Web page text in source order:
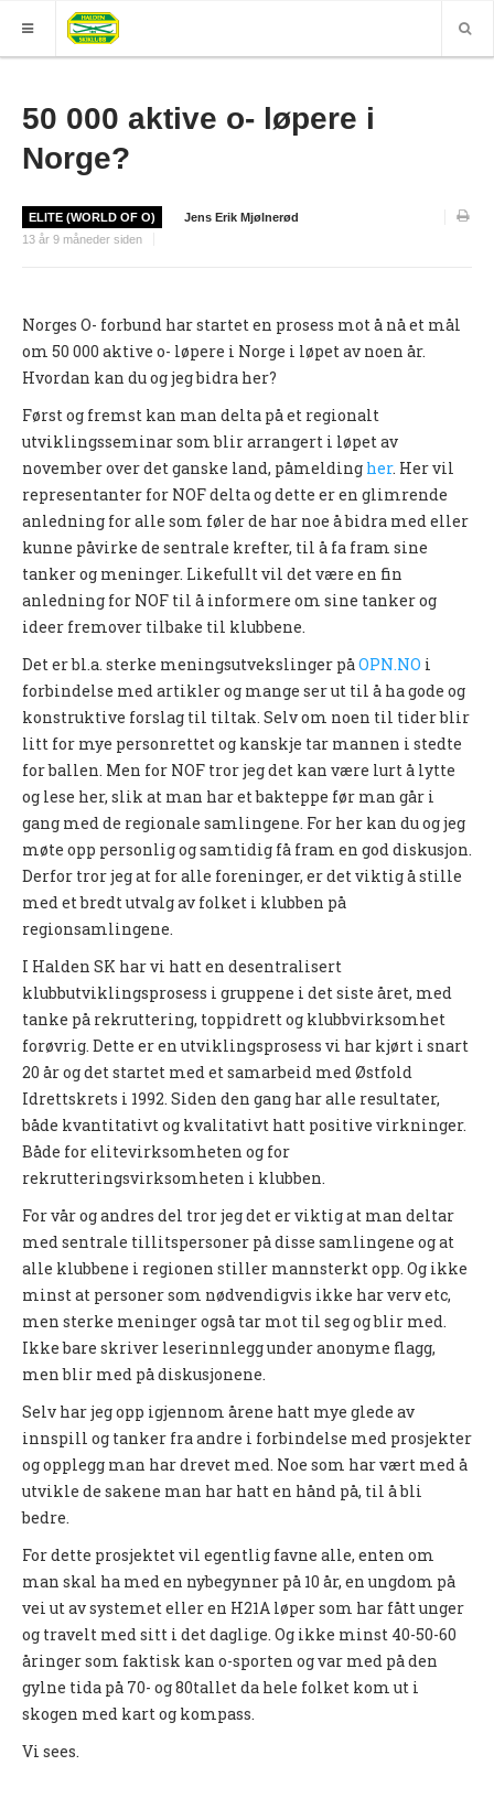
ELITE
Nyheter (World of O)
Løpe for Halden SK?
Join Halden?
Støtteapparat
UFO (2.-10. KLASSE)
Presentasjon UFO
Nybegynnerkurs
Nyheter
BARNEIDRETT
Nyheter og informasjon
Påmeldingsskjema 2026/2027
SKI
Nyheter
Informasjon
KLATRING
Nyheter
Informasjon
KLUBB
BLI MEDLEM!
PERSONVERN
MEDLEMSFORDELER
FORSIKRINGER
SAMARBEIDSPARTNER?
RENT IDRETTSLAG
50 000 aktive o- løpere i
Norge?
ELITE (WORLD OF O)
Jens Erik Mjølnerød
13 år 9 måneder siden
Norges O- forbund har startet en prosess mot å nå et mål
om 50 000 aktive o- løpere i Norge i løpet av noen år.
Hvordan kan du og jeg bidra her?
Først og fremst kan man delta på et regionalt
utviklingsseminar som blir arrangert i løpet av
november over det ganske land, påmelding her. Her vil
representanter for NOF delta og dette er en glimrende
anledning for alle som føler de har noe å bidra med eller
kunne påvirke de sentrale krefter, til å fa fram sine
tanker og meninger. Likefullt vil det være en fin
anledning for NOF til å informere om sine tanker og
ideer fremover tilbake til klubbene.
Det er bl.a. sterke meningsutvekslinger påOPN.NO i
forbindelse med artikler og mange ser ut til å ha gode og
konstruktive forslag til tiltak. Selv om noen til tider blir
litt for mye personrettet og kanskje tar mannen i stedte
for ballen. Men for NOF tror jeg det kan være lurt å lytte
og lese her, slik at man har et bakteppe før man går i
gang med de regionale samlingene. For her kan du og jeg
møte opp personlig og samtidig få fram en god diskusjon.
Derfor tror jeg at for alle foreninger, er det viktig å stille
med et bredt utvalg av folket i klubben på
regionsamlingene.
I Halden SK har vi hatt en desentralisert
klubbutviklingsprosess i gruppene i det siste året, med
tanke på rekruttering, toppidrett og klubbvirksomhet
forøvrig. Dette er en utviklingsprosess vi har kjørt i snart
20 år og det startet med et samarbeid med Østfold
Idrettskrets i 1992. Siden den gang har alle resultater,
både kvantitativt og kvalitativt hatt positive virkninger.
Både for elitevirksomheten og for
rekrutteringsvirksomheten i klubben.
For vår og andres del tror jeg det er viktig at man deltar
med sentrale tillitspersoner på disse samlingene og at
alle klubbene i regionen stiller mannsterkt opp. Og ikke
minst at personer som nødvendigvis ikke har verv etc,
men sterke meninger også tar mot til seg og blir med.
Ikke bare skriver leserinnlegg under anonyme flagg,
men blir med på diskusjonene.
Selv har jeg opp igjennom årene hatt mye glede av
innspill og tanker fra andre i forbindelse med prosjekter
og opplegg man har drevet med. Noe som har vært med å
utvikle de sakene man har hatt en hånd på, til å bli
bedre.
For dette prosjektet vil egentlig favne alle, enten om
man skal ha med en nybegynner på 10 år, en ungdom på
vei ut av systemet eller en H21A løper som har fått unger
og travelt med sitt i det daglige. Og ikke minst 40-50-60
åringer som faktisk kan o-sporten og var med på den
gylne tida på 70- og 80tallet da hele folket kom ut i
skogen med kart og kompass.
Vi sees.